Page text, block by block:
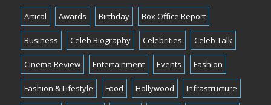
Artical Awards Birthday Box Office Report
Business Celeb Biography Celebrities Celeb Talk
Cinema Review Entertainment Events Fashion
Fashion & Lifestyle Food Hollywood Infrastructure